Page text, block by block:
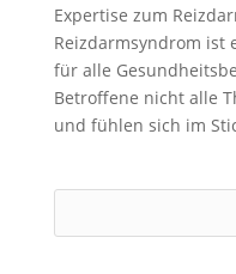
Expertise zum
Reizdarmsyndrom ist
für alle
Betroffene nicht alle
und fühlen sich im